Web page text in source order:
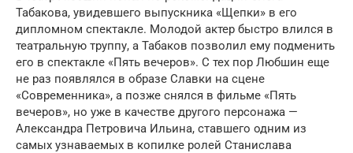
Табакова, увидевшего выпускника «Щепки» в его
дипломном спектакле. Молодой актер быстро влился в
театральную труппу, а Табаков позволил ему подменить
его в спектакле «Пять вечеров». С тех пор Любшин еще
не раз появлялся в образе Славки на сцене
«Современника», а позже снялся в фильме «Пять
вечеров», но уже в качестве другого персонажа —
Александра Петровича Ильина, ставшего одним из
самых узнаваемых в копилке ролей Станислава